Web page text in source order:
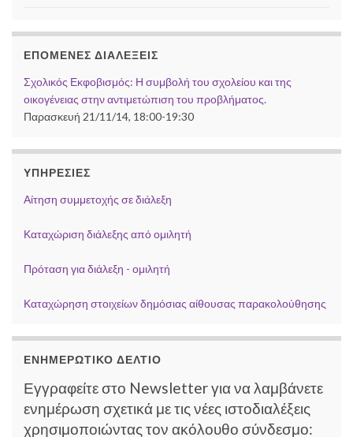
ΕΠΌΜΕΝΕΣ ΔΙΑΛΈΞΕΙΣ
Σχολικός Εκφοβισμός: Η συμβολή του σχολείου και της
οικογένειας στην αντιμετώπιση του προβλήματος.
Παρασκευή 21/11/14, 18:00-19:30
ΥΠΗΡΕΣΊΕΣ
Αίτηση συμμετοχής σε διάλεξη
Καταχώριση διάλεξης από ομιλητή
Πρόταση για διάλεξη - ομιλητή
Καταχώρηση στοιχείων δημόσιας αίθουσας παρακολούθησης
ΕΝΗΜΕΡΩΤΙΚΌ ΔΕΛΤΊΟ
Εγγραφείτε στο Newsletter για να λαμβάνετε
ενημέρωση σχετικά με τις νέες ιστοδιαλέξεις
χρησιμοποιώντας τον ακόλουθο σύνδεσμο: